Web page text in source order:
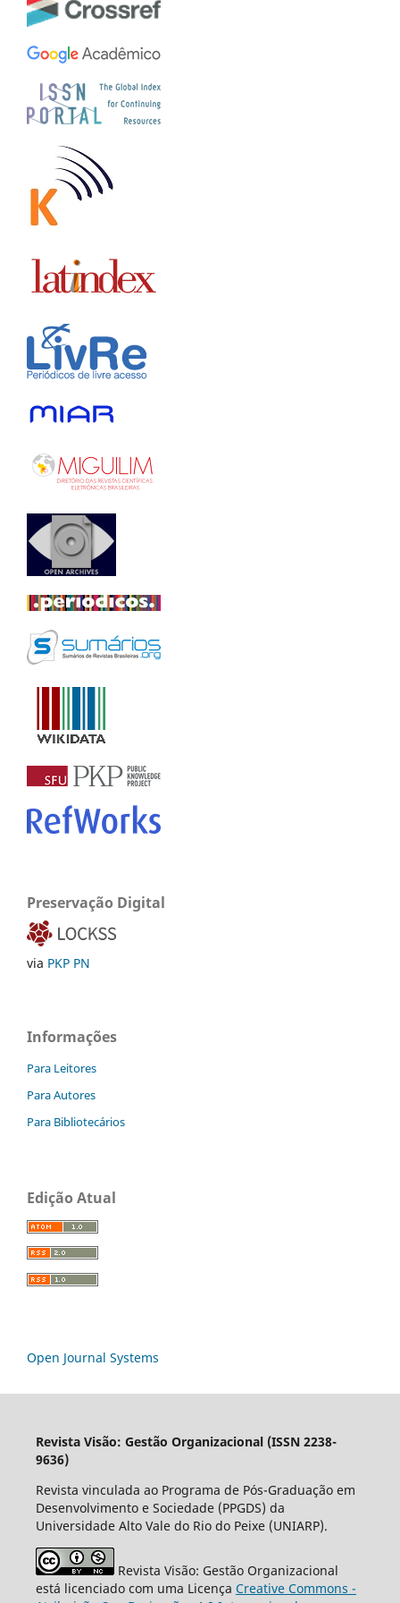
Preservação Digital
via PKP PN
Informações
Para Leitores
Para Autores
Para Bibliotecários
Edição Atual
Open Journal Systems
Revista Visão: Gestão Organizacional (ISSN 2238-
9636)
Revista vinculada ao Programa de Pós-Graduação em
Desenvolvimento e Sociedade (PPGDS) da
Universidade Alto Vale do Rio do Peixe (UNIARP).
Revista Visão: Gestão Organizacional
está licenciado com uma Licença Creative Commons -